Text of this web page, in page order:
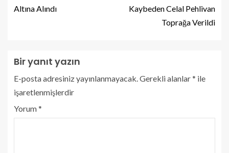
Altına Alındı
Kaybeden Celal Pehlivan
Toprağa Verildi
Bir yanıt yazın
E-posta adresiniz yayınlanmayacak.Gerekli alanlar* ile
işaretlenmişlerdir
Yorum*